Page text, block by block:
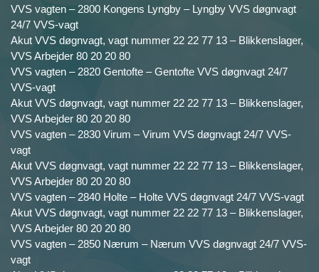
VVS vagten – 2800 Kongens Lyngby – Lyngby VVS døgnvagt
24/7 VVS-vagt
Akut VVS døgnvagt, vagt nummer 22 22 77 13 – Blikkenslager,
VVS Arbejder 80 20 20 80
VVS vagten – 2820 Gentofte – Gentofte VVS døgnvagt 24/7
VVS-vagt
Akut VVS døgnvagt, vagt nummer 22 22 77 13 – Blikkenslager,
VVS Arbejder 80 20 20 80
VVS vagten – 2830 Virum – Virum VVS døgnvagt 24/7 VVS-
vagt
Akut VVS døgnvagt, vagt nummer 22 22 77 13 – Blikkenslager,
VVS Arbejder 80 20 20 80
VVS vagten – 2840 Holte – Holte VVS døgnvagt 24/7 VVS-vagt
Akut VVS døgnvagt, vagt nummer 22 22 77 13 – Blikkenslager,
VVS Arbejder 80 20 20 80
VVS vagten – 2850 Nærum – Nærum VVS døgnvagt 24/7 VVS-
vagt